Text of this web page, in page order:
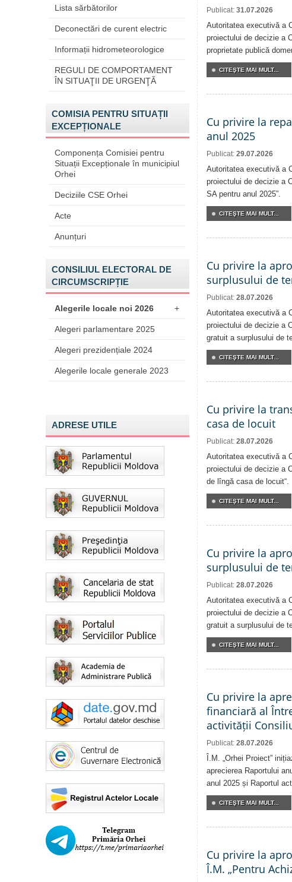
Lista sărbătorilor
Deconectări de curent electric
Informații hidrometeorologice
REGULI DE COMPORTAMENT
ÎN SITUAŢII DE URGENŢĂ
COMISIA PENTRU SITUAȚII
EXCEPȚIONALE
Componența Comisiei pentru
Situații Excepționale în municipiul
Orhei
Deciziile CSE Orhei
Acte
Anunțuri
CONSILIUL ELECTORAL DE
CIRCUMSCRIPȚIE
Alegerile locale noi 2026 +
Alegeri parlamentare 2025
Alegeri prezidențiale 2024
Alegerile locale generale 2023
ADRESE UTILE
Publicat: 31.07.2026
Autoritatea executivă a
proiectului de decizie a
proprietate publică
CITEŞTE MAI MULT...
Cu privire la
anul 2025
Publicat: 29.07.2026
Autoritatea executivă a
proiectului de decizie a
SA pentru anul 2025”.
CITEŞTE MAI MULT...
Cu privire la
surplusului de
Publicat: 28.07.2026
Autoritatea executivă a
proiectului de decizie a
gratuit a surplusului de
CITEŞTE MAI MULT...
Cu privire la
casa de locuit
Publicat: 28.07.2026
Autoritatea executivă a
proiectului de decizie a
de lîngă casa de locuit“.
CITEŞTE MAI MULT...
Cu privire la
surplusului de
Publicat: 28.07.2026
Autoritatea executivă a
proiectului de decizie a
gratuit a surplusului de
CITEŞTE MAI MULT...
Cu privire la
financiară al
activității
Publicat: 28.07.2026
Î.M. „Orhei Proiect”
aprecierea Raportului
anul 2025 și Raportul
CITEŞTE MAI MULT...
Cu privire la
Î.M. „Pentru